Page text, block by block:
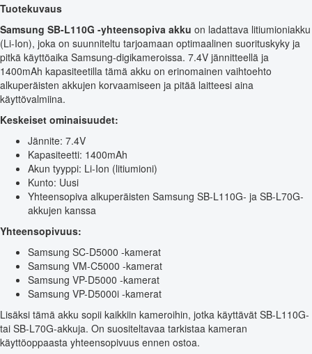
Tuotekuvaus
Samsung SB-L110G -yhteensopiva akku on ladattava litiumioniakku
(Li-Ion), joka on suunniteltu tarjoamaan optimaalinen suorituskyky ja
pitkä käyttöaika Samsung-digikameroissa. 7.4V jännitteellä ja
1400mAh kapasiteetilla tämä akku on erinomainen vaihtoehto
alkuperäisten akkujen korvaamiseen ja pitää laitteesi aina
käyttövalmiina.
Keskeiset ominaisuudet:
Jännite: 7.4V
Kapasiteetti: 1400mAh
Akun tyyppi: Li-Ion (litiumioni)
Kunto: Uusi
Yhteensopiva alkuperäisten Samsung SB-L110G- ja SB-L70G-
akkujen kanssa
Yhteensopivuus:
Samsung SC-D5000 -kamerat
Samsung VM-C5000 -kamerat
Samsung VP-D5000 -kamerat
Samsung VP-D5000i -kamerat
Lisäksi tämä akku sopii kaikkiin kameroihin, jotka käyttävät SB-L110G-
tai SB-L70G-akkuja. On suositeltavaa tarkistaa kameran
käyttöoppaasta yhteensopivuus ennen ostoa.